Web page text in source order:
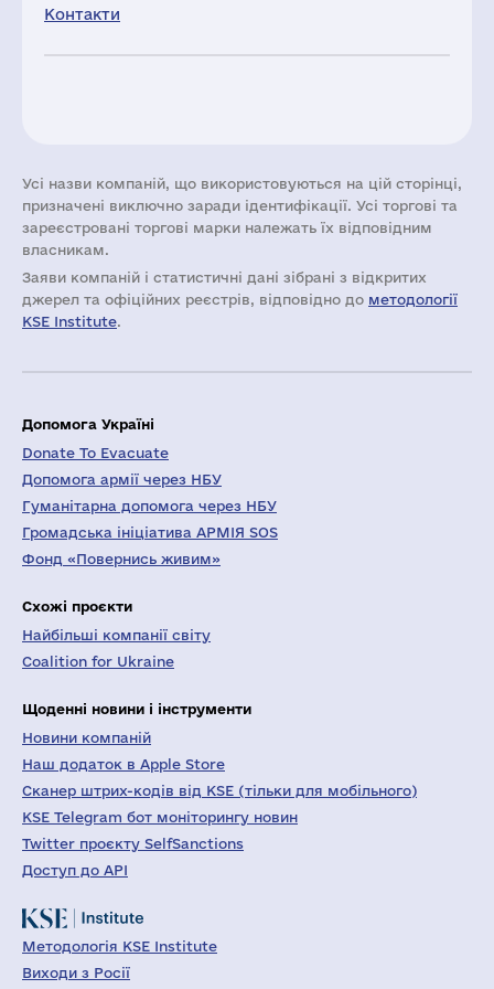
Контакти
Усі назви компаній, що використовуються на цій сторінці,
призначені виключно заради ідентифікації. Усі торгові та
зареєстровані торгові марки належать їх відповідним
власникам.
Заяви компаній i статистичні дані зібрані з відкритих
джерел та офіційних реєстрів, відповідно до методології
KSE Institute.
Допомога Україні
Donate To Evacuate
Допомога армії через НБУ
Гуманітарна допомога через НБУ
Громадська ініціатива АРМІЯ SOS
Фонд «Повернись живим»
Схожі проєкти
Найбільші компанії світу
Coalition for Ukraine
Щоденні новини і інструменти
Новини компаній
Наш додаток в Apple Store
Сканер штрих-кодів від KSE (тільки для мобільного)
KSE Telegram бот моніторингу новин
Twitter проєкту SelfSanctions
Доступ до API
Методологія KSE Institute
Виходи з Росії